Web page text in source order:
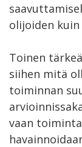
olijoiden
Toinen
siihen mitä
toiminnan
vaan